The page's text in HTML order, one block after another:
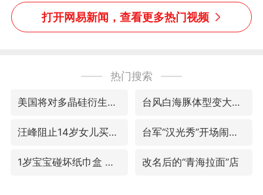
吗？”“或将成为首位考级
不带古筝的选手。”（来
打开网易新闻，查看更多热门视频
热门搜索
美国将对多晶硅衍生品加征15%关税 台风白海豚体型变大近似13个浙江面积
汪峰阻止14岁女儿买大牌 台军“汉光秀”开场闹剧多
1岁宝宝碰坏纸巾盒 宝妈被索赔924元 改名后的“青海拉面”店